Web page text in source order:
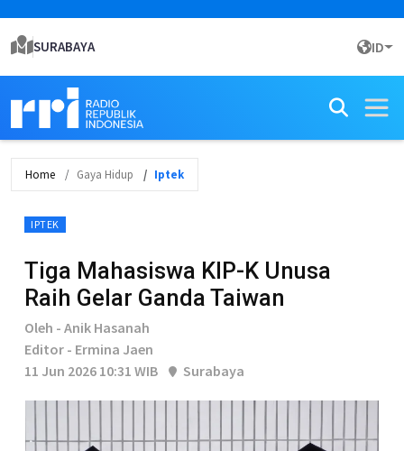
SURABAYA ID
Home Gaya Hidup Iptek
IPTEK
Tiga Mahasiswa KIP-K Unusa
Raih Gelar Ganda Taiwan
Oleh - Anik Hasanah
Editor - Ermina Jaen
11 Jun 2026 10:31 WIB
Surabaya